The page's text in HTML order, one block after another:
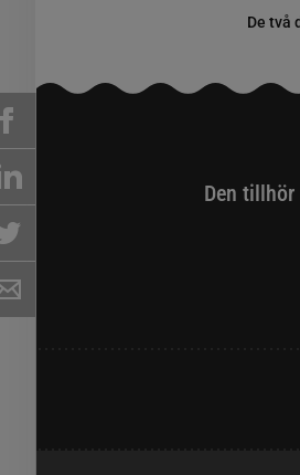
De två
Den